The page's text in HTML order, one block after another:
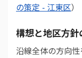
の策定 - 江東区）
構想と地区方
沿線全体の方向